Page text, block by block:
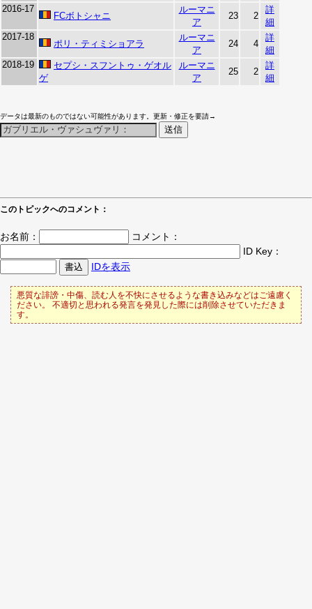
2016-17
FCボトシャニ
ルーマニ
ア
23 2
詳
細
2017-18
ポリ・ティミショアラ
ルーマニ
ア
24 4
詳
細
2018-19
セプシ・スフントゥ・ゲオル
ゲ
ルーマニ
ア
25 2
詳
細
データは最新のものではない可能性があります。更新・修正を要請→
このトピックへのコメント：
お名前：
コメント：
ID Key：
IDを表示
悪質な誹謗・中傷、読む人を不快にさせるような書き込みなどはご遠慮く
ださい。 不適切と思われる発言を発見した際には削除させていただきま
す。